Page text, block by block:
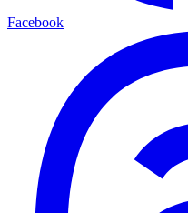
Facebook